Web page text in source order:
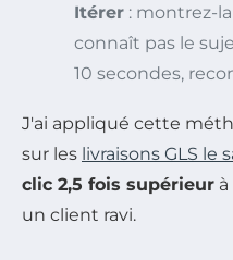
Itérer : montrez-
connaît pas le
10 secondes,
J'ai appliqué cette
sur les livraisons GLS le
clic 2,5 fois supérieur
un client ravi.